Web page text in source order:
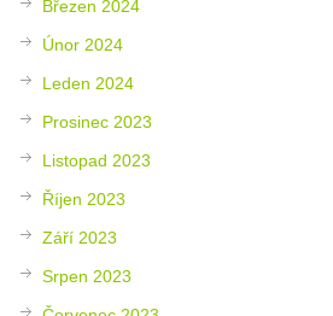
Březen 2024
Únor 2024
Leden 2024
Prosinec 2023
Listopad 2023
Říjen 2023
Září 2023
Srpen 2023